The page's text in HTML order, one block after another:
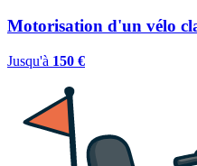
Motorisation d'un vélo
Jusqu'à 150 €